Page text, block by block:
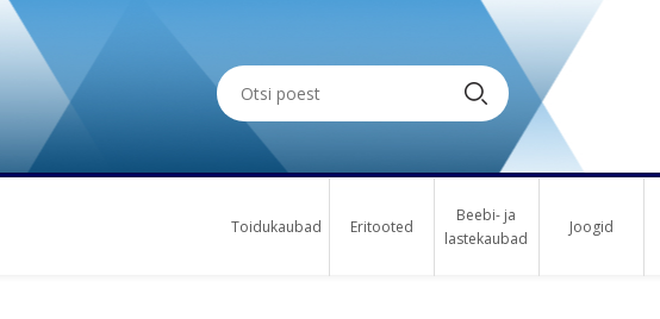
Toidukaubad Eritooted
Beebi- ja
lastekaubad
Joogid